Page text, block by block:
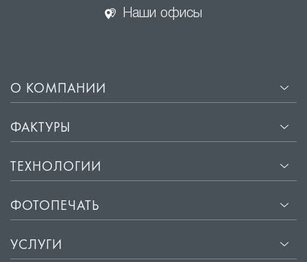
Наши офисы
О КОМПАНИИ
ФАКТУРЫ
ТЕХНОЛОГИИ
ФОТОПЕЧАТЬ
УСЛУГИ